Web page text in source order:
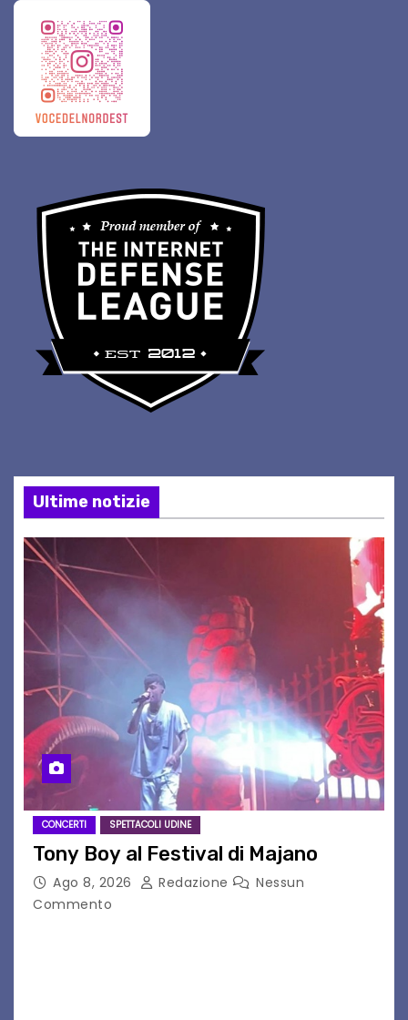
Ultime notizie
CONCERTI SPETTACOLI UDINE
Tony Boy al Festival di Majano
Ago 8, 2026 Redazione
Nessun
Commento